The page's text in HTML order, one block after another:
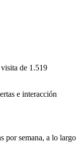
de 1.519
e interacción
por semana, a lo largo